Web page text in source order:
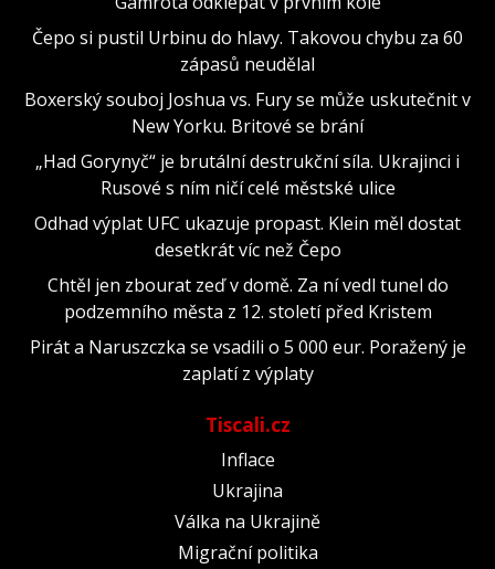
Čepo si pustil Urbinu do hlavy. Takovou chybu za 60
zápasů neudělal
Boxerský souboj Joshua vs. Fury se může uskutečnit v
New Yorku. Britové se brání
„Had Gorynyč“ je brutální destrukční síla. Ukrajinci i
Rusové s ním ničí celé městské ulice
Odhad výplat UFC ukazuje propast. Klein měl dostat
desetkrát víc než Čepo
Chtěl jen zbourat zeď v domě. Za ní vedl tunel do
podzemního města z 12. století před Kristem
Pirát a Naruszczka se vsadili o 5 000 eur. Poražený je
zaplatí z výplaty
Tiscali.cz
Inflace
Ukrajina
Válka na Ukrajině
Migrační politika